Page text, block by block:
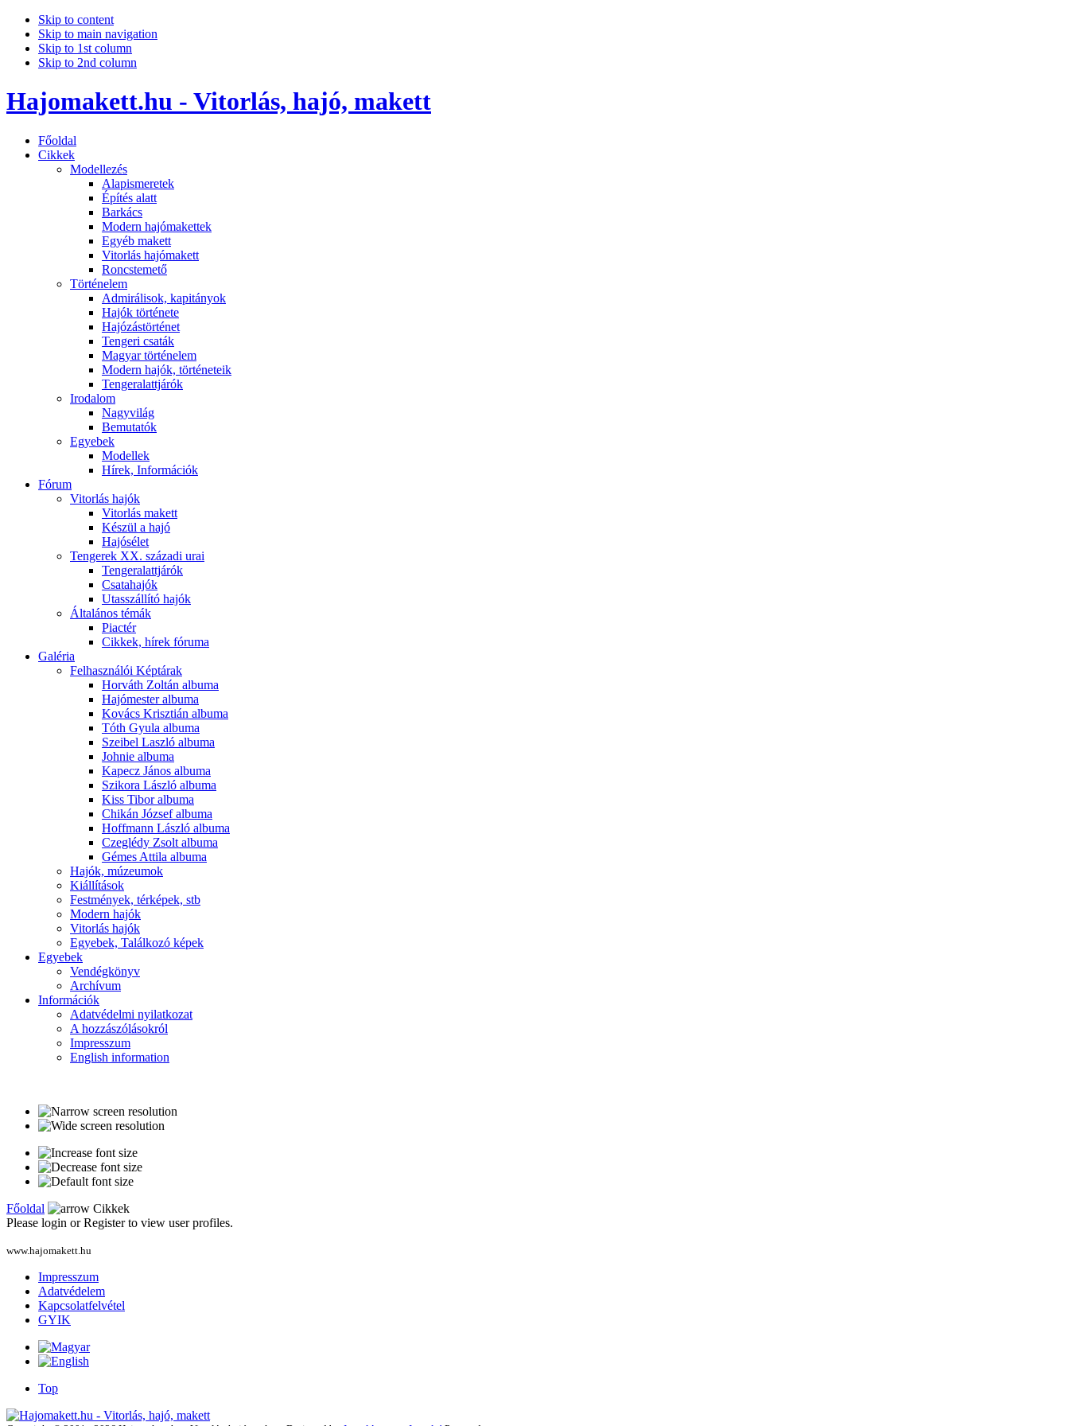
Skip to content
Skip to main navigation
Skip to 1st column
Skip to 2nd column
Hajomakett.hu - Vitorlás, hajó, makett
Főoldal
Cikkek
Modellezés
Alapismeretek
Építés alatt
Barkács
Modern hajómakettek
Egyéb makett
Vitorlás hajómakett
Roncstemető
Történelem
Admirálisok, kapitányok
Hajók története
Hajózástörténet
Tengeri csaták
Magyar történelem
Modern hajók, történeteik
Tengeralattjárók
Irodalom
Nagyvilág
Bemutatók
Egyebek
Modellek
Hírek, Információk
Fórum
Vitorlás hajók
Vitorlás makett
Készül a hajó
Hajósélet
Tengerek XX. századi urai
Tengeralattjárók
Csatahajók
Utasszállító hajók
Általános témák
Piactér
Cikkek, hírek fóruma
Galéria
Felhasználói Képtárak
Horváth Zoltán albuma
Hajómester albuma
Kovács Krisztián albuma
Tóth Gyula albuma
Szeibel Laszló albuma
Johnie albuma
Kapecz János albuma
Szikora László albuma
Kiss Tibor albuma
Chikán József albuma
Hoffmann László albuma
Czeglédy Zsolt albuma
Gémes Attila albuma
Hajók, múzeumok
Kiállítások
Festmények, térképek, stb
Modern hajók
Vitorlás hajók
Egyebek, Találkozó képek
Egyebek
Vendégkönyv
Archívum
Információk
Adatvédelmi nyilatkozat
A hozzászólásokról
Impresszum
English information
Főoldal
Cikkek
Please login or Register to view user profiles.
www.hajomakett.hu
Impresszum
Adatvédelem
Kapcsolatfelvétel
GYIK
Top